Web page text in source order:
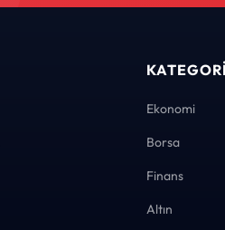
Ekonomi
Borsa
Finans
Altın